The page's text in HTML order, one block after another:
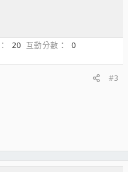
20 互動分數
0
#3